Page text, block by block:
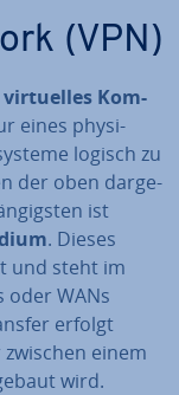
(VPN)
vir­tu­el­les Kom­
eines phy­si­
logisch zu
der oben dar­ge­
ist
. Dieses
und steht im
oder WANs
erfolgt
einem
wird.